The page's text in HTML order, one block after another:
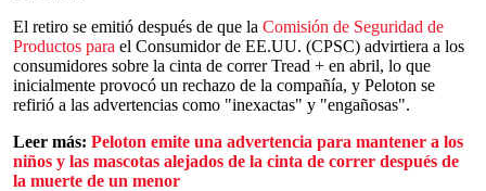
El retiro se emitió después de que la Comisión de Seguridad de
Productos para el Consumidor de EE.UU. (CPSC) advirtiera a los
consumidores sobre la cinta de correr Tread + en abril, lo que
inicialmente provocó un rechazo de la compañía, y Peloton se
refirió a las advertencias como "inexactas" y "engañosas".
Leer más: Peloton emite una advertencia para mantener a los
niños y las mascotas alejados de la cinta de correr después de
la muerte de un menor